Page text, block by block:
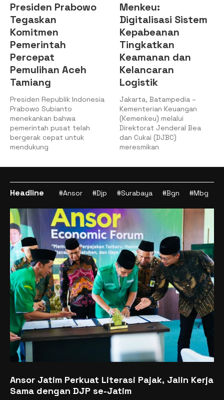
Presiden Prabowo
Tegaskan
Komitmen
Pemerintah
Percepat
Pemulihan Aceh
Tamiang
Presiden Republik Indonesia
Prabowo Subianto
menekankan bahwa
pemerintah pusat telah
bergerak cepat untuk
mendukung
Menkeu:
Digitalisasi Sistem
Kepabeanan
Tingkatkan
Keamanan dan
Kelancaran
Logistik
Jakarta, Batampedia –
Kementerian Keuangan
(Kemenkeu) melalui
Direktorat Jenderal Bea
dan Cukai (DJBC)
meresmikan
Headline #Ansor #Djp #Surabaya #Bgn #Mbg
Ansor Jatim Perkuat Literasi Pajak, Jalin Kerja
Sama dengan DJP se-Jatim